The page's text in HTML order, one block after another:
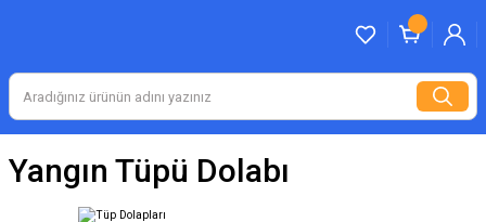
Yangın Tüpü Dolabı